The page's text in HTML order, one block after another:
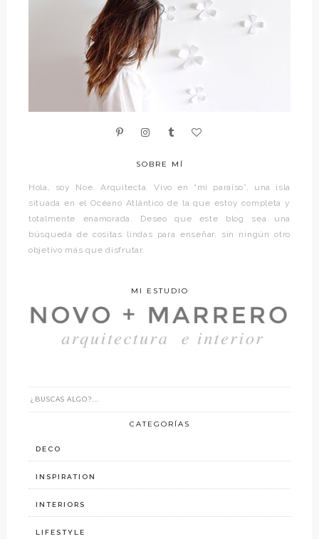
SOBRE MÍ
Hola, soy Noe. Arquitecta. Vivo en “mi paraíso”, una isla
situada en el Océano Atlántico de la que estoy completa y
totalmente enamorada. Deseo que este blog sea una
búsqueda de cositas lindas para enseñar, sin ningún otro
objetivo más que disfrutar.
MI ESTUDIO
CATEGORÍAS
DECO
INSPIRATION
INTERIORS
LIFESTYLE